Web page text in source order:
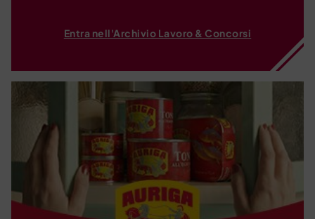
Entra nell'Archivio Lavoro & Concorsi